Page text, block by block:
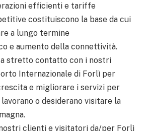
efficienti e tariffe
costituiscono la base da cui
a lungo termine
e aumento della connettività.
stretto contatto con i nostri
Internazionale di Forlì per
e migliorare i servizi per
o desiderano visitare la
clienti e visitatori da/per Forlì